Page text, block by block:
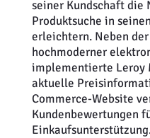
seiner Kundschaft die
Produktsuche in
erleichtern. Neben
hochmoderner
implementierte Leroy
aktuelle
Commerce-Website
Kundenbewertungen